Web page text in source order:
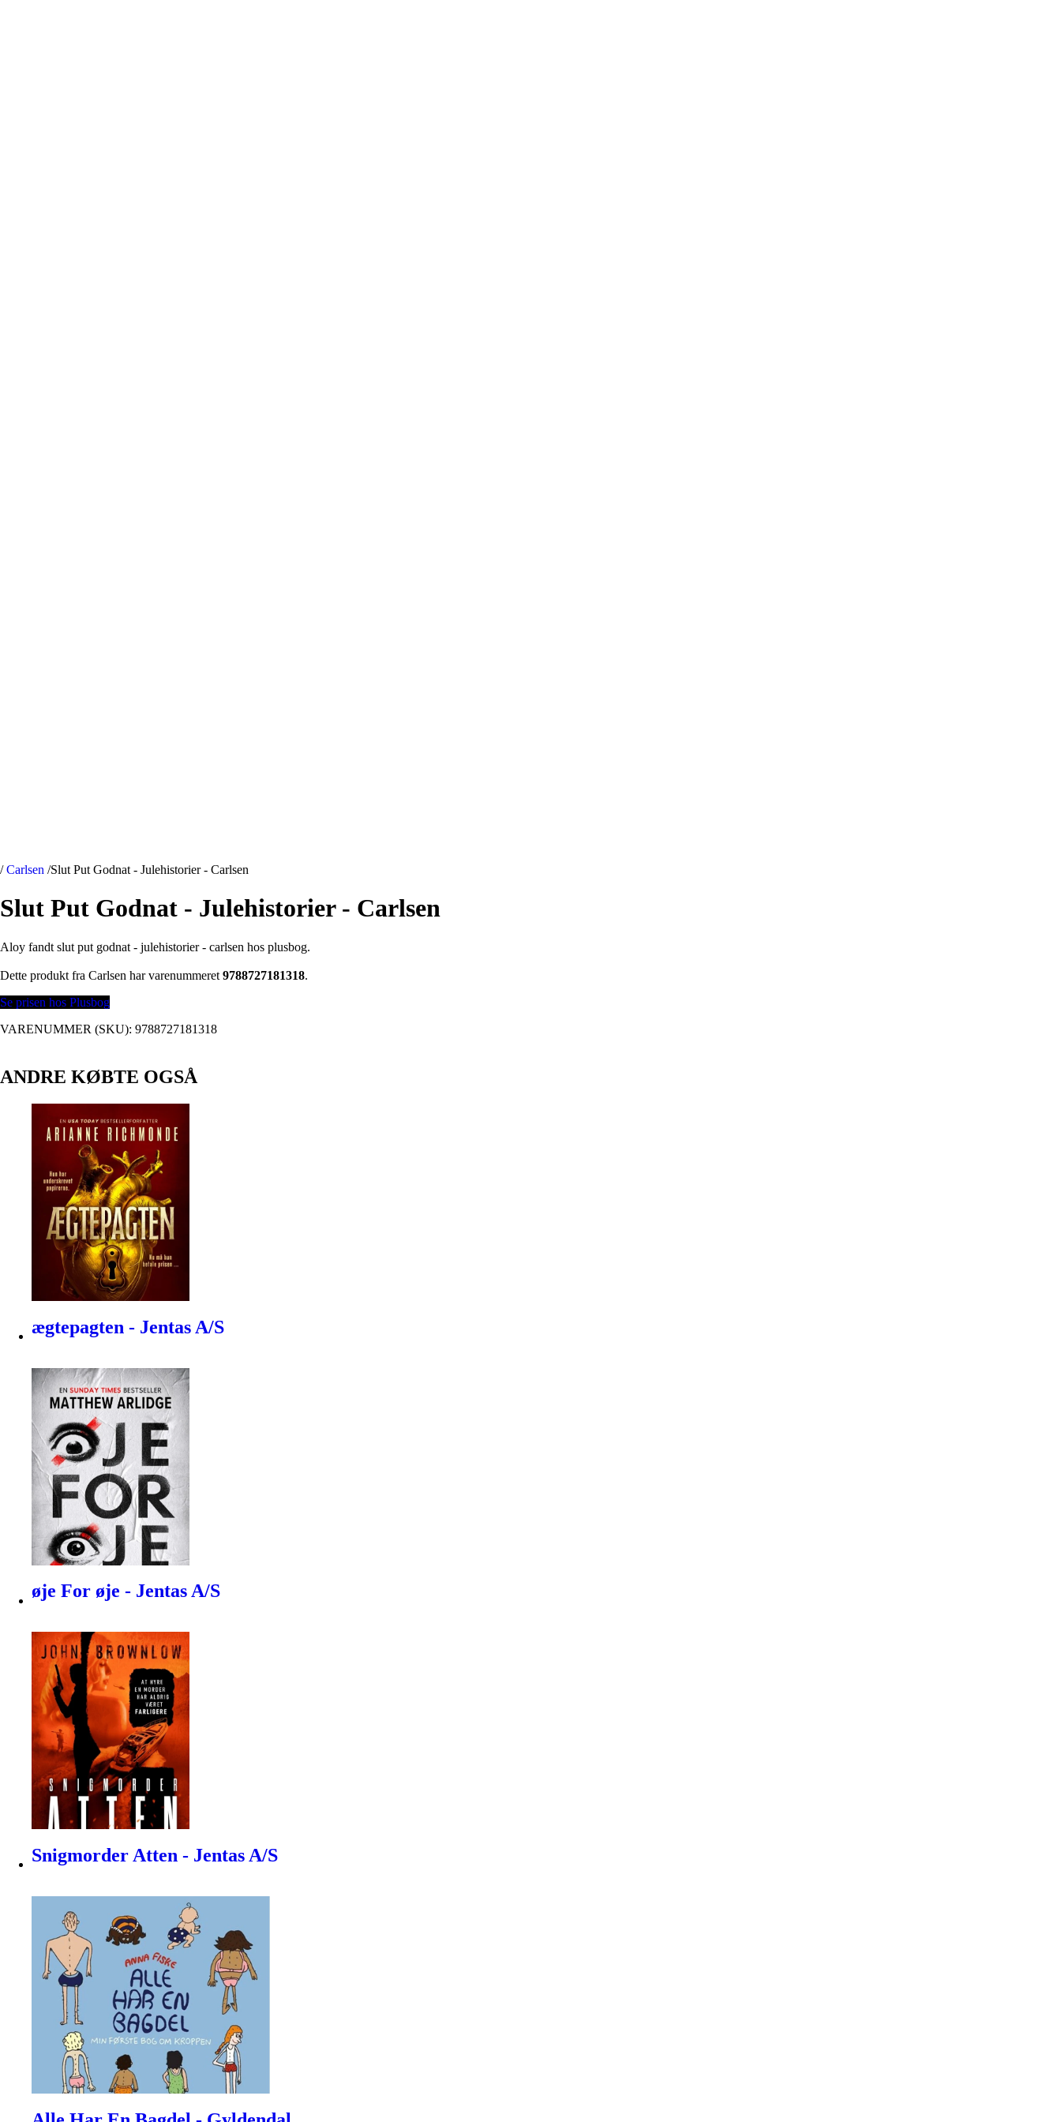
/ Carlsen /Slut Put Godnat - Julehistorier - Carlsen
Slut Put Godnat - Julehistorier - Carlsen
Aloy fandt slut put godnat - julehistorier - carlsen hos plusbog.
Dette produkt fra Carlsen har varenummeret 9788727181318.
Se prisen hos Plusbog
VARENUMMER (SKU): 9788727181318
ANDRE KØBTE OGSÅ
ægtepagten - Jentas A/S
øje For øje - Jentas A/S
Snigmorder Atten - Jentas A/S